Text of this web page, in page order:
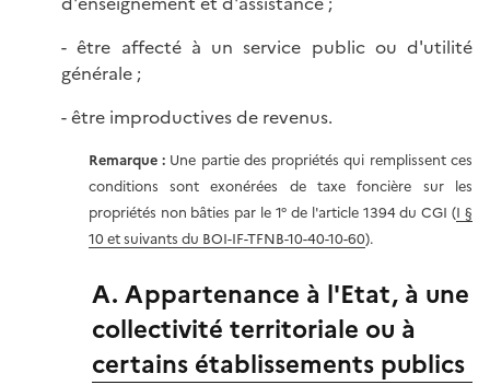
- être affecté à un service public ou d'utilité
générale ;
- être improductives de revenus.
Remarque : Une partie des propriétés qui remplissent ces
conditions sont exonérées de taxe foncière sur les
propriétés non bâties par le 1° de l'article 1394 du CGI (I §
10 et suivants du BOI-IF-TFNB-10-40-10-60).
A. Appartenance à l'Etat, à une
collectivité territoriale ou à
certains établissements publics